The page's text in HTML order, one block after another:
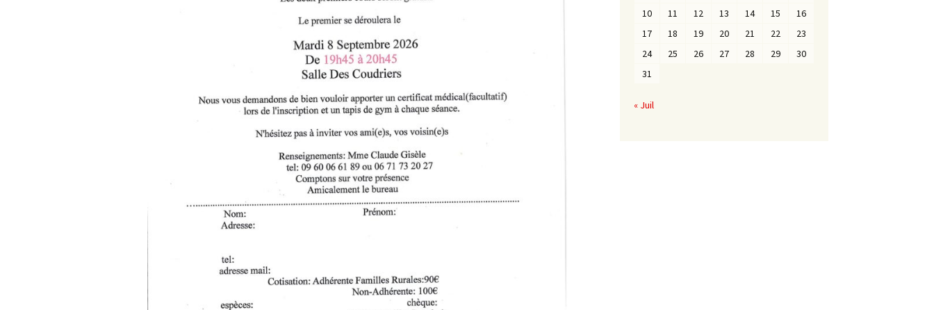
10
11 12 13 14 15
16
17
18 19 20 21 22
23
24
25 26 27 28 29
30
31
« Juil